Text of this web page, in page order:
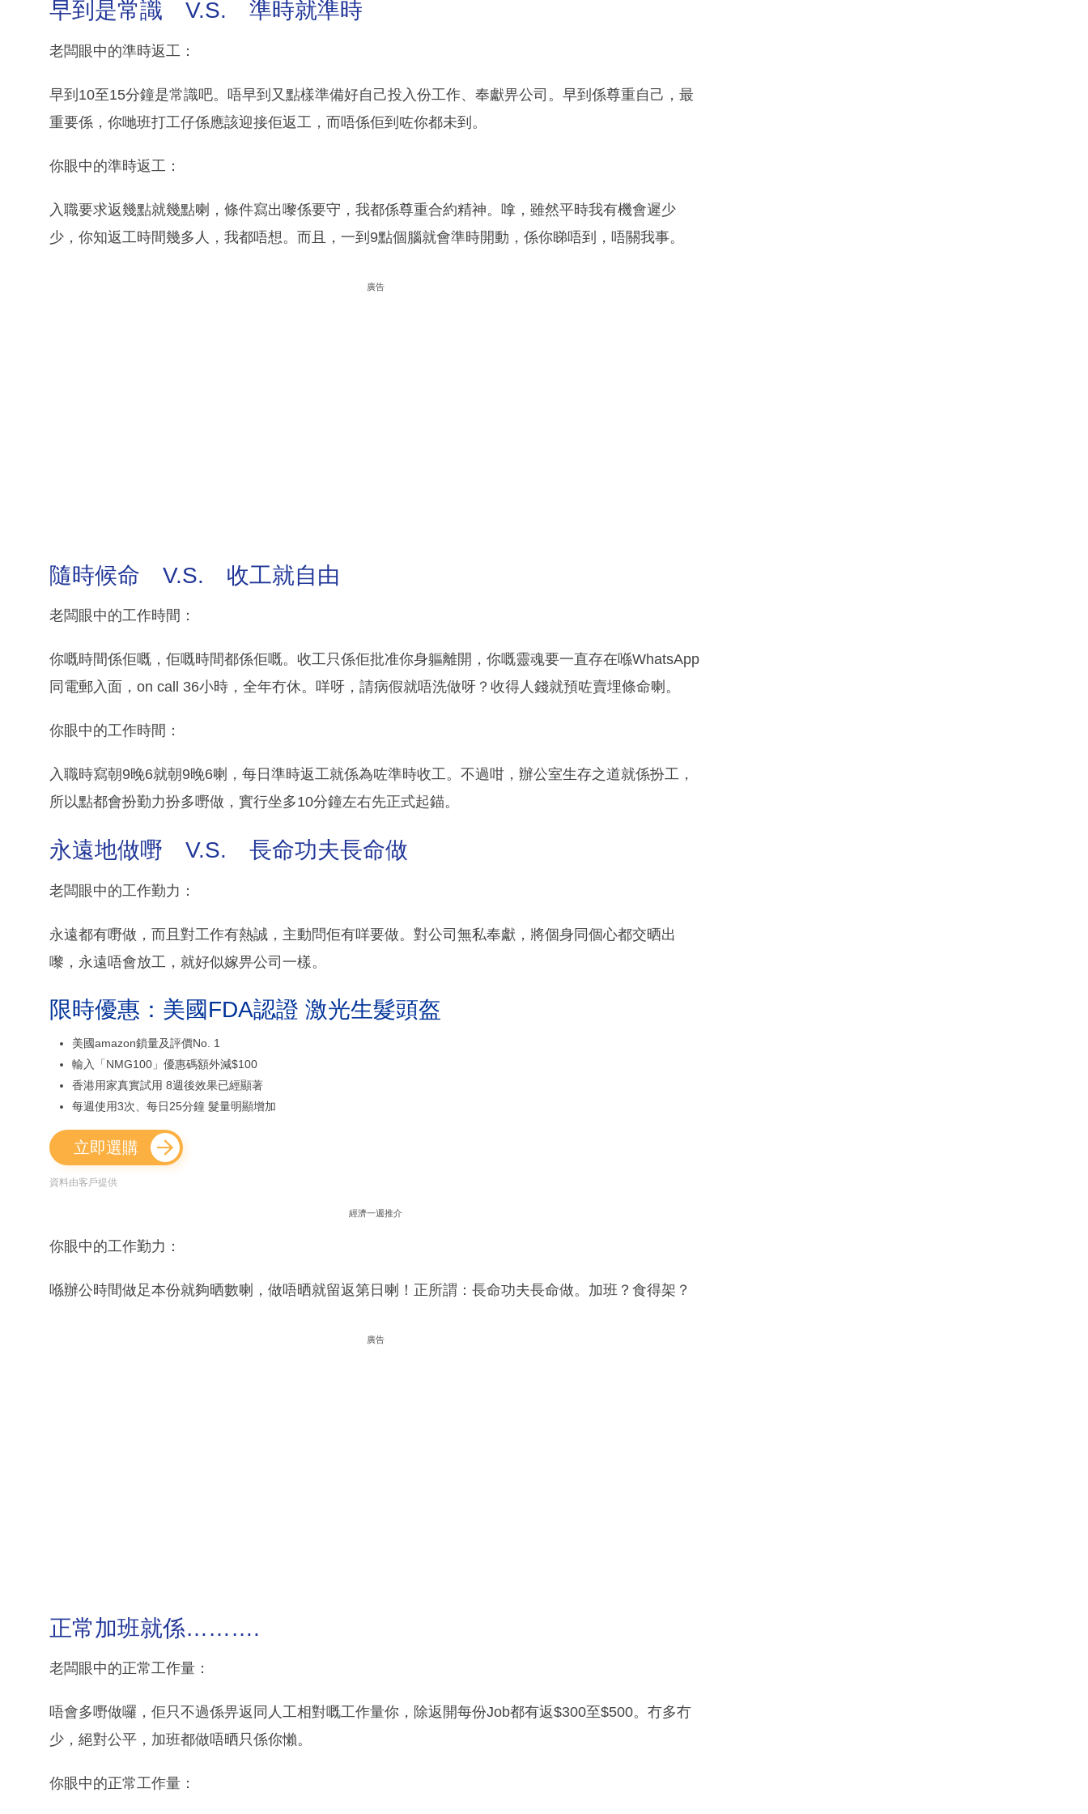
早到是常識 V.S. 準時就準時
老闆眼中的準時返工：
早到10至15分鐘是常識吧。唔早到又點樣準備好自己投入份工作、奉獻畀公司。早到係尊重自己，最
重要係，你哋班打工仔係應該迎接佢返工，而唔係佢到咗你都未到。
你眼中的準時返工：
入職要求返幾點就幾點喇，條件寫出嚟係要守，我都係尊重合約精神。嗱，雖然平時我有機會遲少
少，你知返工時間幾多人，我都唔想。而且，一到9點個腦就會準時開動，係你睇唔到，唔關我事。
廣告
隨時候命 V.S. 收工就自由
老闆眼中的工作時間：
你嘅時間係佢嘅，佢嘅時間都係佢嘅。收工只係佢批准你身軀離開，你嘅靈魂要一直存在喺WhatsApp
同電郵入面，on call 36小時，全年冇休。咩呀，請病假就唔洗做呀？收得人錢就預咗賣埋條命喇。
你眼中的工作時間：
入職時寫朝9晚6就朝9晚6喇，每日準時返工就係為咗準時收工。不過咁，辦公室生存之道就係扮工，
所以點都會扮勤力扮多嘢做，實行坐多10分鐘左右先正式起錨。
永遠地做嘢 V.S. 長命功夫長命做
老闆眼中的工作勤力：
永遠都有嘢做，而且對工作有熱誠，主動問佢有咩要做。對公司無私奉獻，將個身同個心都交晒出
嚟，永遠唔會放工，就好似嫁畀公司一樣。
限時優惠：美國FDA認證 激光生髮頭盔
美國amazon鎖量及評價No. 1
輸入「NMG100」優惠碼額外減$100
香港用家真實試用 8週後效果已經顯著
每週使用3次、每日25分鐘 髮量明顯增加
立即選購
資料由客戶提供
經濟一週推介
你眼中的工作勤力：
喺辦公時間做足本份就夠晒數喇，做唔晒就留返第日喇！正所謂：長命功夫長命做。加班？食得架？
廣告
正常加班就係……….
老闆眼中的正常工作量：
唔會多嘢做囉，佢只不過係畀返同人工相對嘅工作量你，除返開每份Job都有返$300至$500。冇多冇
少，絕對公平，加班都做唔晒只係你懶。
你眼中的正常工作量：